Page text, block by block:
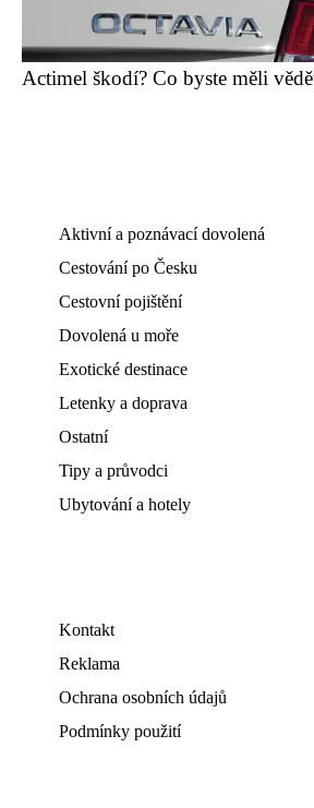
Actimel škodí? Co byste měli
Aktivní a poznávací dovolená
Cestování po Česku
Cestovní pojištění
Dovolená u moře
Exotické destinace
Letenky a doprava
Ostatní
Tipy a průvodci
Ubytování a hotely
Kontakt
Reklama
Ochrana osobních údajů
Podmínky použití